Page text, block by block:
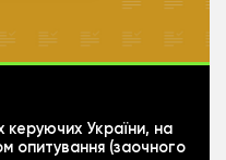
керуючих України, на
опитування (заочного